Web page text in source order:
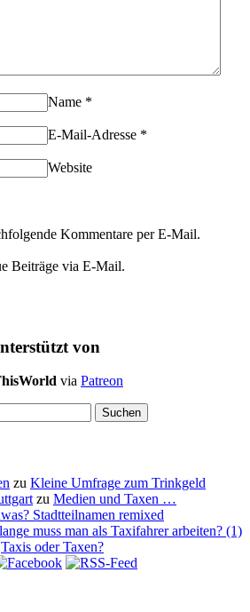
Name *
E-Mail-Adresse *
Website
Kommentare per E-Mail.
Beiträge via E-Mail.
von
via Patreon
zu Kleine Umfrage zum Trinkgeld
zu Medien und Taxen …
Stadtteilnamen remixed
muss man als Taxifahrer arbeiten? (1)
Taxis oder Taxen?